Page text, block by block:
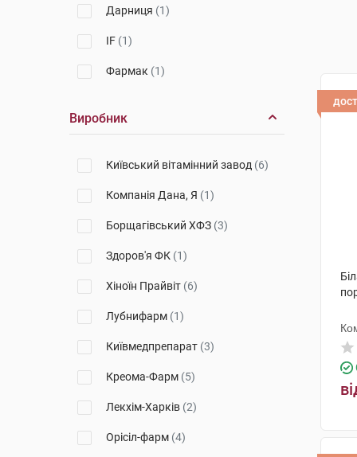
Дарниця (1)
IF (1)
Фармак (1)
Виробник
Київський вітамінний завод (6)
Компанія Дана, Я (1)
Борщагівський ХФЗ (3)
Здоров'я ФК (1)
Хіноїн Прайвіт (6)
Лубнифарм (1)
Київмедпрепарат (3)
Креома-Фарм (5)
Лекхім-Харків (2)
Орісіл-фарм (4)